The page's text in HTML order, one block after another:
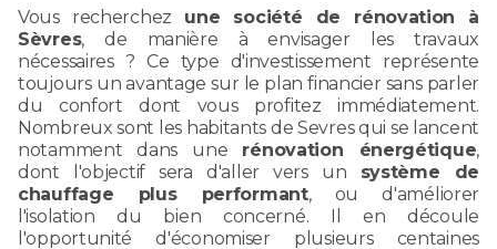
Vous recherchez une société de rénovation à
Sèvres, de manière à envisager les travaux
nécessaires ? Ce type d'investissement représente
toujours un avantage sur le plan financier sans parler
du confort dont vous profitez immédiatement.
Nombreux sont les habitants de Sevres qui se lancent
notamment dans une rénovation énergétique,
dont l'objectif sera d'aller vers un système de
chauffage plus performant, ou d'améliorer
l'isolation du bien concerné. Il en découle
l'opportunité d'économiser plusieurs centaines